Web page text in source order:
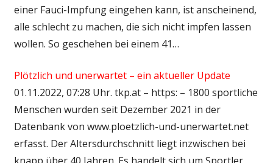
einer Fauci-Impfung eingehen kann, ist anscheinend,
alle schlecht zu machen, die sich nicht impfen lassen
wollen. So geschehen bei einem 41…
Plötzlich und unerwartet – ein aktueller Update
01.11.2022, 07:28 Uhr. tkp.at – https: – 1800 sportliche
Menschen wurden seit Dezember 2021 in der
Datenbank von www.ploetzlich-und-unerwartet.net
erfasst. Der Altersdurchschnitt liegt inzwischen bei